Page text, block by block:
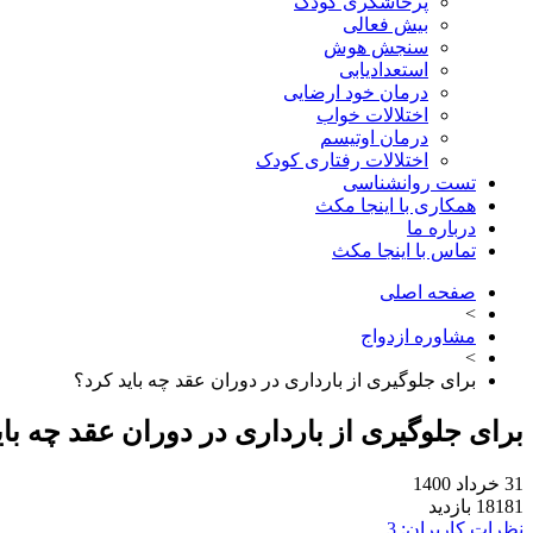
بیش فعالی
سنجش هوش
استعدادیابی
درمان خود ارضایی
اختلالات خواب
درمان اوتیسم
اختلالات رفتاری کودک
تست روانشناسی
همکاری با اینجا مکث
درباره ما
تماس با اینجا مکث
صفحه اصلی
>
مشاوره ازدواج
>
برای جلوگیری از بارداری در دوران عقد چه باید کرد؟
برای جلوگیری از بارداری در دوران عقد چه
31 خرداد 1400
18181 بازدید
نظرات کاربران: 3